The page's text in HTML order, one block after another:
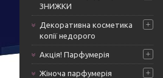
ЗНИЖКИ
Декоративна косметика
копії недорого
Акція! Парфумерія
Жіноча парфумерія